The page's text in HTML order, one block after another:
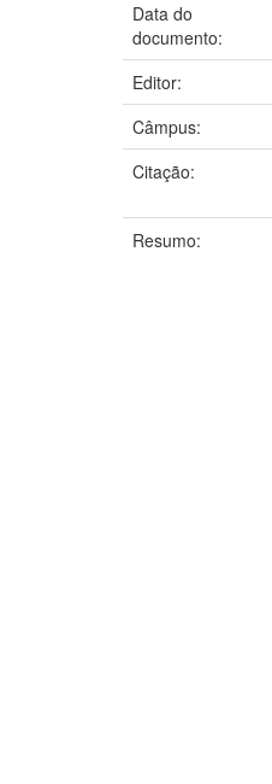
Data do
documento:
Editor:
Câmpus:
Citação:
Resumo: